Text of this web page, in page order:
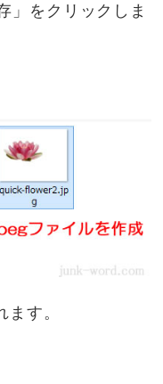
」をクリックしま
す。